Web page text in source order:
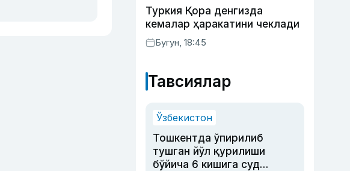
Туркия Қора денгизда
кемалар ҳаракатини чеклади
Бугун, 18:45
Тавсиялар
Ўзбекистон
Тошкентда ўпирилиб
тушган йўл қурилиши
бўйича 6 кишига суд